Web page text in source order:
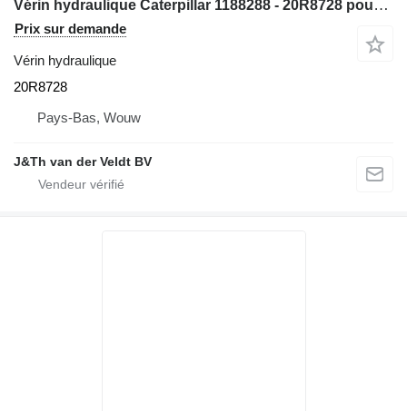
Vérin hydraulique Caterpillar 1188288 - 20R8728 pour chargeuse sur pneus Caterpillar RH70 950G 962G 972G 966G 950H 962H 972H 966H 972K 966K 950GII 962GII 972GII 966GII 966KXE IT62GII
Prix sur demande
Vérin hydraulique
20R8728
Pays-Bas, Wouw
J&Th van der Veldt BV